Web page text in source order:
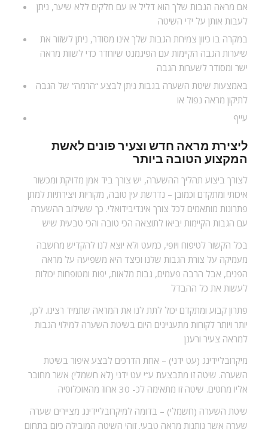
אם מראה הגבות שלך הוא דליל או עם חלקים ללא שיער, ניתן
לעבות אותן על ידי השיטה
במקרה בו כיוון צמיחת הגבות שלך אינו מסודר, ניתן לשזור את
שיערות הגבה הקיימות עם הפיגמנט שיוחדר כדי לשוות מראה
ישר ומסודר לשערות הגבה
באמצעות שיטת השערה בגבות ניתן לבצע “הרמה” של הגבה
לתיקון מראה נפול או
עייף
ליצירת מראה חדש וצעיר פונים לאשת
המקצוע הטובה ביותר
לצורך ביצוע תהליך ההשערה, יש צורך ביד אמן מדויקת ומכשור
איכותי ומתקדם וכמובן – נדרשת עין טובה, מקוריות ויצירתיות למתן
פתרונות מותאמים לכל צורך אינדיבידואלי. כך ששילוב ההשערה
עם הגבות הקיימות יביאו לתוצאה הכי טובה והכי טבעית שיש
בכל הקשור לטיפוח ויופי, כמעט ולא יוצא לנו להקדיש מחשבה
מעמיקה על צורת הגבות שלנו וכיצד היא משפיעה על מראה
הפנים, אבל הרבה פעמים, גבות מלאות, יפות ומטופחות יכולות
לעשות את כל ההבדל
פתרון קבוע ומתקדם יכול לתת לנו את המראה שתמיד רצינו. לכן,
יותר ויותר לקוחות מתעניינים היום בשיטת השערה למילוי הגבות
למראה צעיר ורענן
מיקרובליידינג (עט ידני) – אחת הדרכים לבצע איפור בשיטת
השערה. שיטה זו מתבצעת ע“י עט ידני (לא חשמלי) אשר מחובר
אליו מחטים. שיטה זו מתאימה לכ- 30 אחוז מהאוכלוסיה
שיטת השערה (חשמלי) – בדומה למיקרובליידינג מציירים שערה
שערה אשר נותנות מראה טבעי. זוהי השיטה המובילה כיום בתחום